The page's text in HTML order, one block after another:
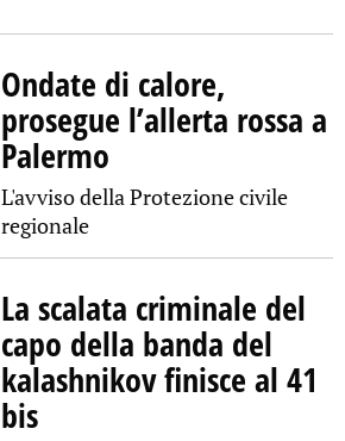
Ondate di calore,
prosegue l’allerta rossa a
Palermo
L'avviso della Protezione civile
regionale
La scalata criminale del
capo della banda del
kalashnikov finisce al 41
bis